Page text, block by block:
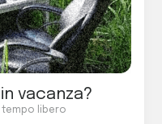
vacanza?
tempo libero